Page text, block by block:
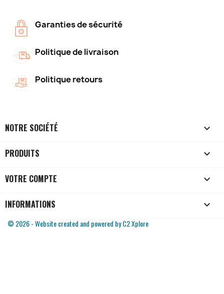
Garanties de sécurité
Politique de livraison
Politique retours
NOTRE SOCIÉTÉ 
PRODUITS 
VOTRE COMPTE 
INFORMATIONS keyboard_arrow_down
© 2026 - Website created and powered by C2 Xplore